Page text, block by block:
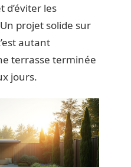
d’éviter les
projet solide sur
autant
terrasse terminée
jours.